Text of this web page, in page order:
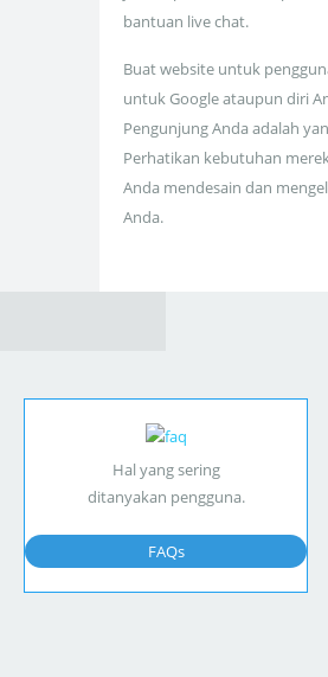
bantuan live chat.
Buat website untuk
untuk Google ataupun diri
Pengunjung Anda adalah
Perhatikan kebutuhan
Anda mendesain dan
Anda.
Hal yang sering
ditanyakan pengguna.
FAQs